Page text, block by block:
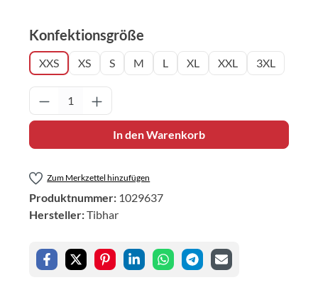
Konfektionsgröße
XXS XS S M L XL XXL 3XL
Produkt Anzahl: Gib den gewünschten
In den Warenkorb
Zum Merkzettel hinzufügen
Produktnummer: 1029637
Hersteller:Tibhar